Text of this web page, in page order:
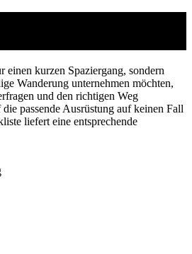
kurzen Spaziergang, sondern
Wanderung unternehmen möchten,
und den richtigen Weg
passende Ausrüstung auf keinen Fall
liefert eine entsprechende